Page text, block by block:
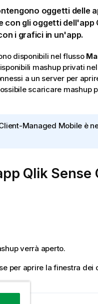
oggetti delle
con gli oggetti dell'app
i grafici in un'app.
disponibili nel flusso
mashup privati
a un server per
scaricare mashup
Managed Mobile è
Qlik Sense
verrà aperto.
per aprire la finestra dei